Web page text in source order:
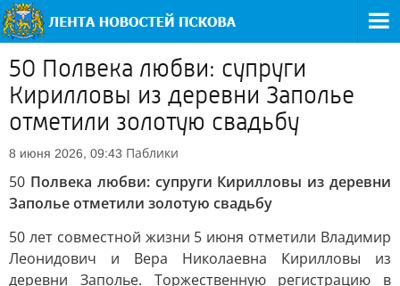
50 Полвека любви: супруги
Кирилловы из деревни Заполье
отметили золотую свадьбу
8 июня 2026, 09:43 Паблики
50 Полвека любви: супруги Кирилловы из деревни
Заполье отметили золотую свадьбу
50 лет совместной жизни 5 июня отметили Владимир
Леонидович и Вера Николаевна Кирилловы из
деревни Заполье. Торжественную регистрацию в